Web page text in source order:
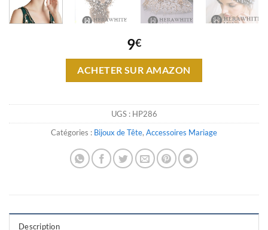
9€
ACHETER SUR AMAZON
UGS : HP286
Catégories : Bijoux de Tête, Accessoires Mariage
Description